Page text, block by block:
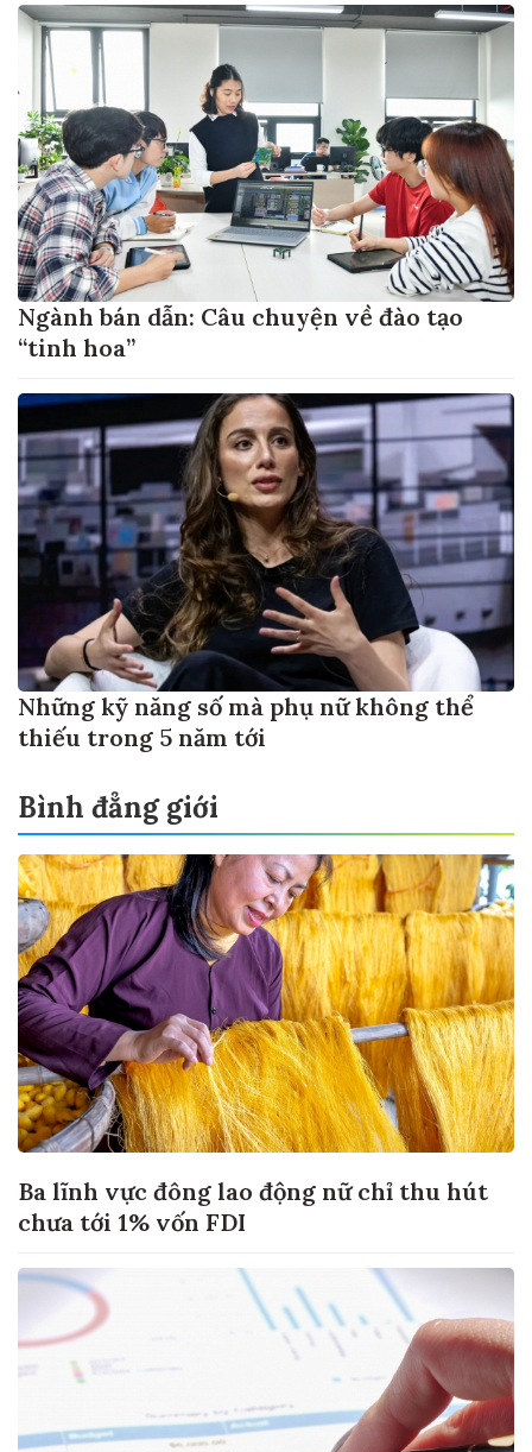
Ngành bán dẫn: Câu chuyện về đào tạo
“tinh hoa”
Những kỹ năng số mà phụ nữ không thể
thiếu trong 5 năm tới
Bình đẳng giới
Ba lĩnh vực đông lao động nữ chỉ thu hút
chưa tới 1% vốn FDI